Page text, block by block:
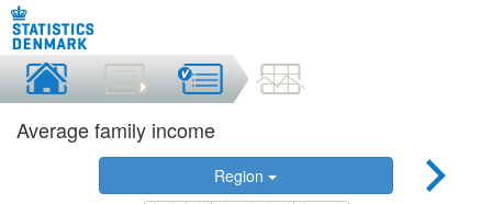
Average family income
Region